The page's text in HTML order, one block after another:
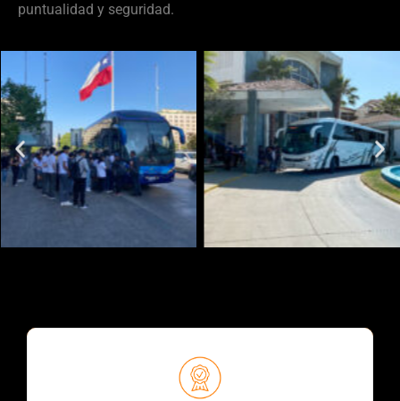
puntualidad y seguridad.